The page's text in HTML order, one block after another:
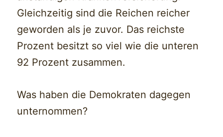
Gleichzeitig sind die Reichen reicher
geworden als je zuvor. Das reichste
Prozent besitzt so viel wie die unteren
92 Prozent zusammen.
Was haben die Demokraten dagegen
unternommen?